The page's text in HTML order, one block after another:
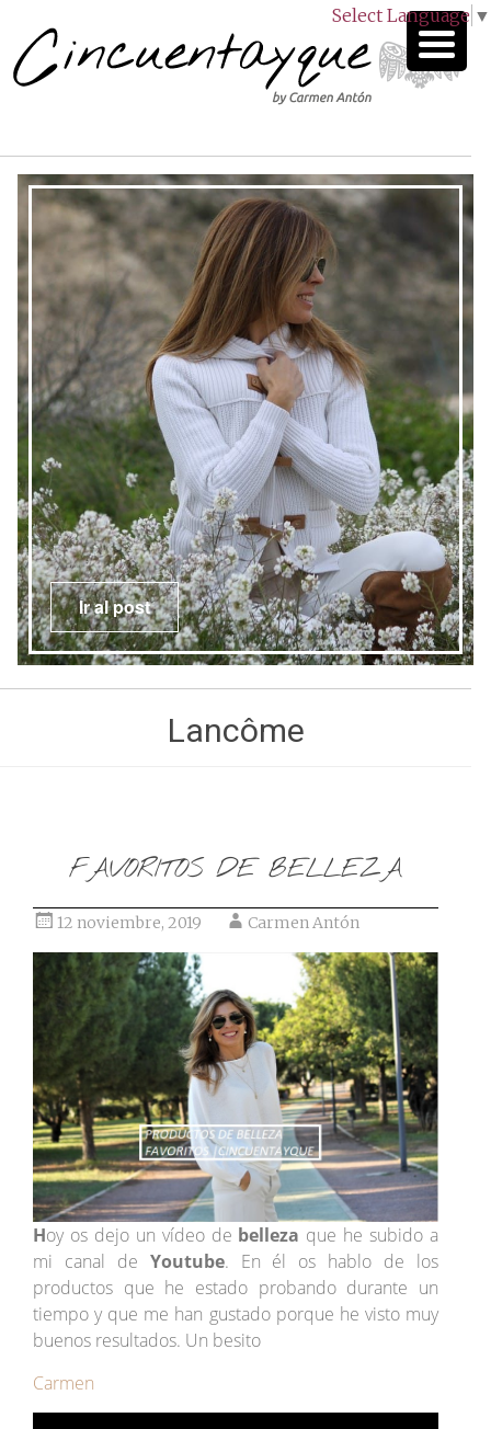
Select Language ▼
Ir al post
Lancôme
FAVORITOS DE BELLEZA
12 noviembre, 2019 Carmen Antón
Hoy os dejo un vídeo de belleza que he subido a
mi canal de Youtube. En él os hablo de los
productos que he estado probando durante un
tiempo y que me han gustado porque he visto muy
buenos resultados. Un besito
Carmen